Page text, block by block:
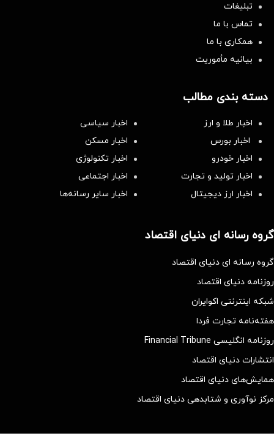
تبلیغات
تماس با ما
همکاری با ما
بیانیه مأموریت
دسته بندی مطالب
اخبار طلا و ارز
اخبار سیاسی
اخبار بورس
اخبار مسکن
اخبار خودرو
اخبار تکنولوژی
اخبار تولید و تجارت
اخبار اجتماعی
اخبار ارز دیجیتال
اخبار سایر رسانه‌‌ها
گروه رسانه ای دنیای اقتصاد
گروه رسانه ای دنیای اقتصاد
روزنامه دنیای اقتصاد
شبکه اینترنتی اکوایران
هفته‌نامه تجارت فردا
روزنامه انگلیسی Financial Tribune
انتشارات دنیای اقتصاد
همایش‌های دنیای اقتصاد
مرکز نوآوری و شتابدهی دنیای اقتصاد